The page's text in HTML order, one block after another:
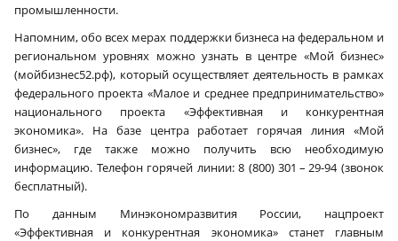
промышленности.
Напомним, обо всех мерах поддержки бизнеса на федеральном и
региональном уровнях можно узнать в центре «Мой бизнес»
(мойбизнес52.рф), который осуществляет деятельность в рамках
федерального проекта «Малое и среднее предпринимательство»
национального проекта «Эффективная и конкурентная
экономика». На базе центра работает горячая линия «Мой
бизнес», где также можно получить всю необходимую
информацию. Телефон горячей линии: 8 (800) 301 – 29-94 (звонок
бесплатный).
По данным Минэкономразвития России, нацпроект
«Эффективная и конкурентная экономика» станет главным